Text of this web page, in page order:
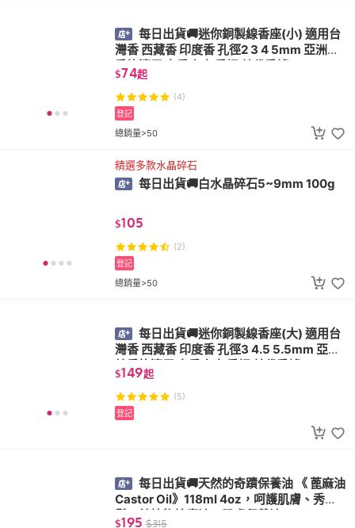
每日出貨🚚迷你銅製線香座(小) 適用台
灣香 西藏香 印度香 孔徑2 3 4 5mm 亞洲線
香皆適用 立香底座 香插 替代香爐
$74起
(4)
總銷量>50
登記
精選多款水晶碎石
每日出貨🚚白水晶碎石5~9mm 100g
$105
(2)
總銷量>50
登記
每日出貨🚚迷你銅製線香座(大) 適用台
灣香 西藏香 印度香 孔徑3 4.5 5.5mm 亞洲
線香皆適用 立香底座 香插 替代香爐
$149起
(5)
登記
每日出貨🚚天然的奇蹟保養油 《 蓖麻油
Castor Oil》118ml 4oz，呵護肌膚、秀
髮！純植物按摩油、肌膚保養油
$195 $315